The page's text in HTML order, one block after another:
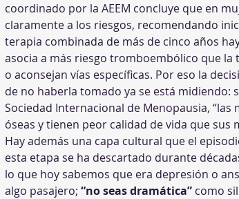
coordinado por la AEEM concluye que en
claramente a los riesgos, recomendando
terapia combinada de más de cinco años
asocia a más riesgo tromboembólico que
o aconsejan vías específicas. Por eso la
de no haberla tomado ya se está midiendo:
Sociedad Internacional de Menopausia,
óseas y tienen peor calidad de vida que sus
Hay además una capa cultural que el
esta etapa se ha descartado durante
lo que hoy sabemos que era depresión o
algo pasajero; “no seas dramática” como